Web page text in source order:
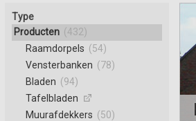
Type
Producten (432)
Raamdorpels (54)
Vensterbanken (78)
Bladen (94)
Tafelbladen
Muurafdekkers (50)